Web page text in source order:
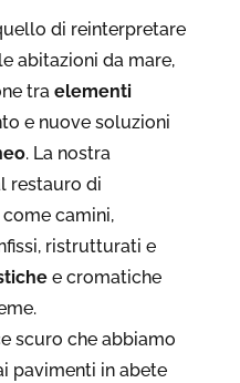
di reinterpretare
abitazioni da mare,
tra elementi
e nuove soluzioni
. La nostra
restauro di
camini,
ristrutturati e
e cromatiche
scuro che abbiamo
pavimenti in abete